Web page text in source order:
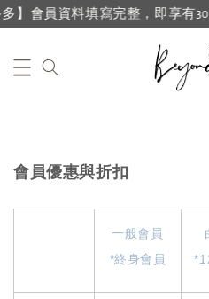
】會員資料填寫完整，即享有
會員優惠與折扣
一般會員
*終身會員